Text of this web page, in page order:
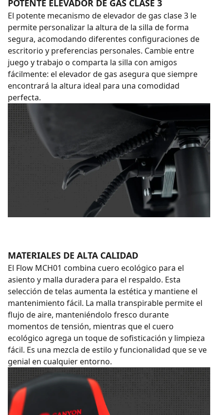
POTENTE ELEVADOR DE GAS CLASE 3
El potente mecanismo de elevador de gas clase 3 le
permite personalizar la altura de la silla de forma
segura, acomodando diferentes configuraciones de
escritorio y preferencias personales. Cambie entre
juego y trabajo o comparta la silla con amigos
fácilmente: el elevador de gas asegura que siempre
encontrará la altura ideal para una comodidad
perfecta.
MATERIALES DE ALTA CALIDAD
El Flow MCH01 combina cuero ecológico para el
asiento y malla duradera para el respaldo. Esta
selección de telas aumenta la estética y mantiene el
mantenimiento fácil. La malla transpirable permite el
flujo de aire, manteniéndolo fresco durante
momentos de tensión, mientras que el cuero
ecológico agrega un toque de sofisticación y limpieza
fácil. Es una mezcla de estilo y funcionalidad que se ve
genial en cualquier entorno.